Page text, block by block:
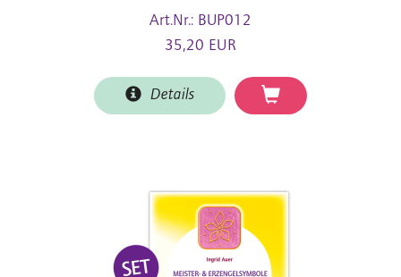
Art.Nr.: BUP012
35,20 EUR
Details